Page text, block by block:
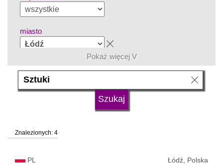
miasto
grupa kierunków
typ uczelni
Pokaż więcej V
Znalezionych: 4
PL Łódź, Polska